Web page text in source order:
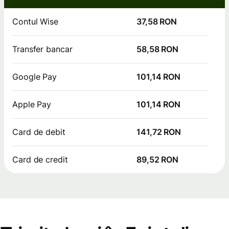
Contul Wise 37,58 RON
Transfer bancar 58,58 RON
Google Pay 101,14 RON
Apple Pay 101,14 RON
Card de debit 141,72 RON
Card de credit 89,52 RON